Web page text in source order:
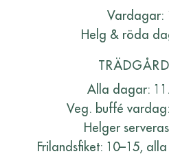
Vardagar:
Helg & röda
Alla dagar:
Veg. buffé
Helger
Frilandsfiket: 10–15,